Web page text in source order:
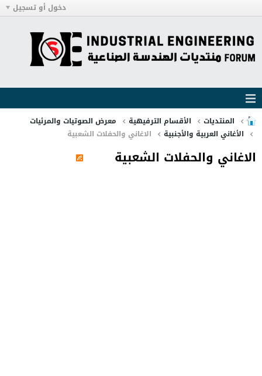
دخول أو تسجيل
المنتديات الأقسام الترفيهية
معرض الصوتيات والمرئيات
الأغاني العربية والأجنبية
الاغاني والحفلات الشعبية
الاغاني والحفلات الشعبية